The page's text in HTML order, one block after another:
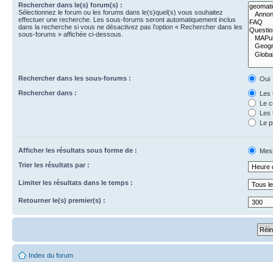
Rechercher dans le(s) forum(s) :
Sélectionnez le forum ou les forums dans le(s)quel(s) vous souhaitez
effectuer une recherche. Les sous-forums seront automatiquement inclus
dans la recherche si vous ne désactivez pas l’option « Rechercher dans les
sous-forums » affichée ci-dessous.
Rechercher dans les sous-forums :
Oui
Rechercher dans :
Les
Le
Les
Le
Afficher les résultats sous forme de :
Trier les résultats par :
Limiter les résultats dans le temps :
Retourner le(s) premier(s) :
Index du forum